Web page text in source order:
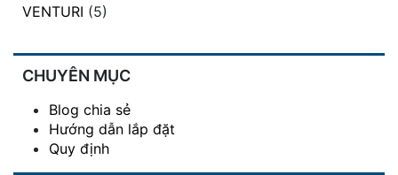
VENTURI (5)
CHUYÊN MỤC
Blog chia sẻ
Hướng dẫn lắp đặt
Quy định